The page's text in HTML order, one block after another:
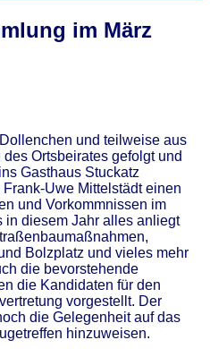
im März
und teilweise aus
Ortsbeirates gefolgt und
Gasthaus Stuckatz
Uwe Mittelstädt einen
und Vorkommnissen im
in diesem Jahr alles anliegt
Bolzplatz und vieles mehr
die bevorstehende
die Kandidaten für den
vorgestellt. Der
die Gelegenheit auf das
hinzuweisen.